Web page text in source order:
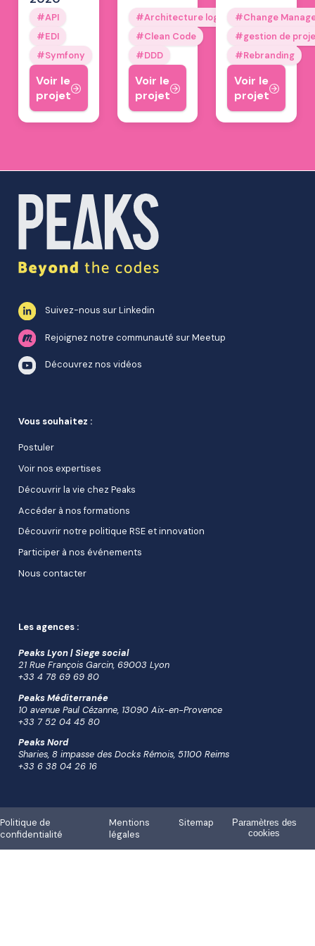
API
EDI
Symfony
Voir le
projet
Architecture logicielle
Clean Code
DDD
Voir le
projet
Change
gestion de
Rebranding
Voir le
projet
Suivez-nous sur Linkedin
Rejoignez notre communauté sur Meetup
Découvrez nos vidéos
Vous souhaitez :
Postuler
Voir nos expertises
Découvrir la vie chez Peaks
Accéder à nos formations
Découvrir notre politique RSE et innovation
Participer à nos événements
Nous contacter
Les agences :
Peaks Lyon | Siege social
21 Rue François Garcin, 69003 Lyon
+33 4 78 69 69 80
Peaks Méditerranée
10 avenue Paul Cézanne, 13090 Aix-en-Provence
+33 7 52 04 45 80
Peaks Nord
Sharies, 8 impasse des Docks Rémois, 51100 Reims
+33 6 38 04 26 16
Politique de
confidentialité
Mentions
légales
Sitemap
Paramètres des
cookies